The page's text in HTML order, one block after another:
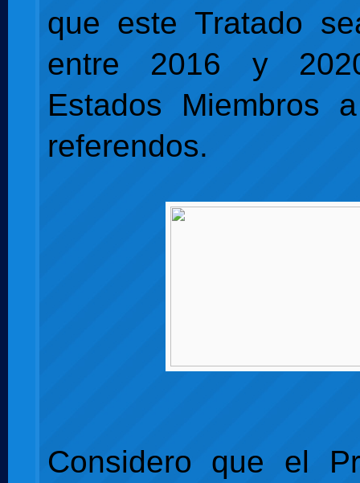
que este Tratado
entre 2016 y
Estados Miembros
referendos.
Considero que el